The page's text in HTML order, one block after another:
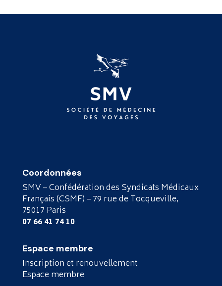
Coordonnées
SMV – Confédération des Syndicats Médicaux
Français (CSMF) – 79 rue de Tocqueville,
75017 Paris
07 66 41 74 10
Espace membre
Inscription et renouvellement
Espace membre